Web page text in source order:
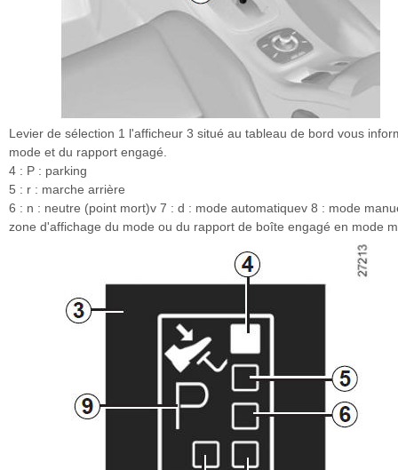
Levier de sélection 1 l'afficheur 3 situé au tableau de bord vous
mode et du rapport engagé.
4 : P : parking
5 : r : marche arrière
6 : n : neutre (point mort)v 7 : d : mode automatiquev 8 : mode
zone d'affichage du mode ou du rapport de boîte engagé en mode